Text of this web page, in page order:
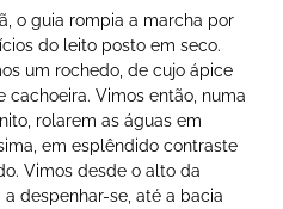
o guia rompia a marcha por
do leito posto em seco.
um rochedo, de cujo ápice
Vimos então, numa
rolarem as águas em
em esplêndido contraste
Vimos desde o alto da
despenhar-se, até a bacia